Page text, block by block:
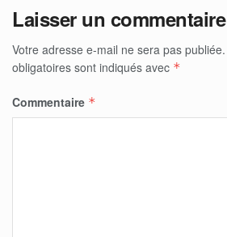
Laisser un commentaire
Votre adresse e-mail ne sera pas publiée.
obligatoires sont indiqués avec *
Commentaire *